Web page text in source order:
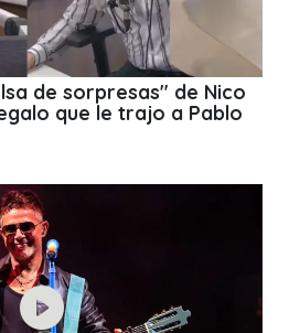
de sorpresas" de Nico
que le trajo a Pablo